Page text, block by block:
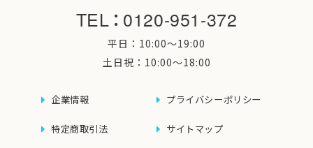
TEL：0120-951-372
平日：10:00〜19:00
土日祝：10:00〜18:00
企業情報 プライバシーポリシー
特定商取引法 サイトマップ